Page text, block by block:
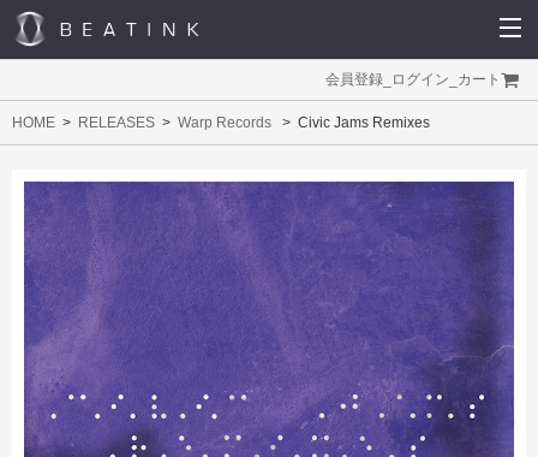
会員登録 ログイン カート
HOME RELEASES Warp Records Civic Jams Remixes